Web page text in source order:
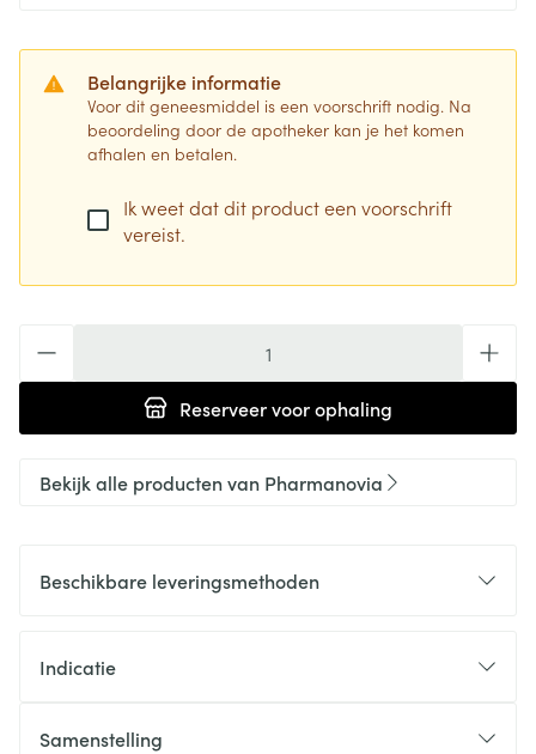
Belangrijke informatie
Voor dit geneesmiddel is een voorschrift nodig. Na
beoordeling door de apotheker kan je het komen
afhalen en betalen.
Ik weet dat dit product een voorschrift
vereist.
Reserveervoor ophaling
Bekijk alle producten van Pharmanovia
Beschikbare leveringsmethoden
Indicatie
Samenstelling